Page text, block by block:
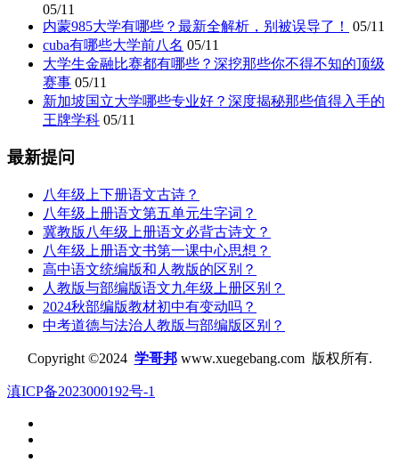
05/11
内蒙985大学有哪些？最新全解析，别被误导了！
05/11
cuba有哪些大学前八名 05/11
大学生金融比赛都有哪些？深挖那些你不得不知的顶级
赛事 05/11
新加坡国立大学哪些专业好？深度揭秘那些值得入手的
王牌学科 05/11
最新提问
八年级上下册语文古诗？
八年级上册语文第五单元生字词？
冀教版八年级上册语文必背古诗文？
八年级上册语文书第一课中心思想？
高中语文统编版和人教版的区别？
人教版与部编版语文九年级上册区别？
2024秋部编版教材初中有变动吗？
中考道德与法治人教版与部编版区别？
Copyright ©2024 学哥邦www.xuegebang.com 版权所有.
滇ICP备2023000192号-1